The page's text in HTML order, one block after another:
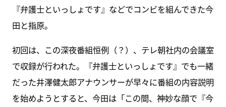
『弁護士といっしょです』などでコンビを組んできた今
田と指原。
初回は、この深夜番組恒例（？）、テレ朝社内の会議室
で収録が行われた。『弁護士といっしょです』でも一緒
だった井澤健太郎アナウンサーが早々に番組の内容説明
を始めようとすると、今田は「この間、神妙な顔で『今